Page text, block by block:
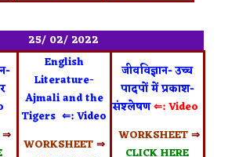
25/ 02/ 2022
⇒
English
Literature-
Ajmali and the
Tigers ⇐: Video
WORKSHEET⇒
जीवविज्ञान- उच्च
पादपों में प्रकाश-
संश्लेषण⇐: Video
WORKSHEET⇒
CLICK HERE